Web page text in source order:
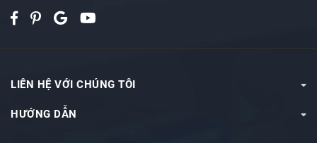
LIÊN HỆ VỚI CHÚNG TÔI
HƯỚNG DẪN